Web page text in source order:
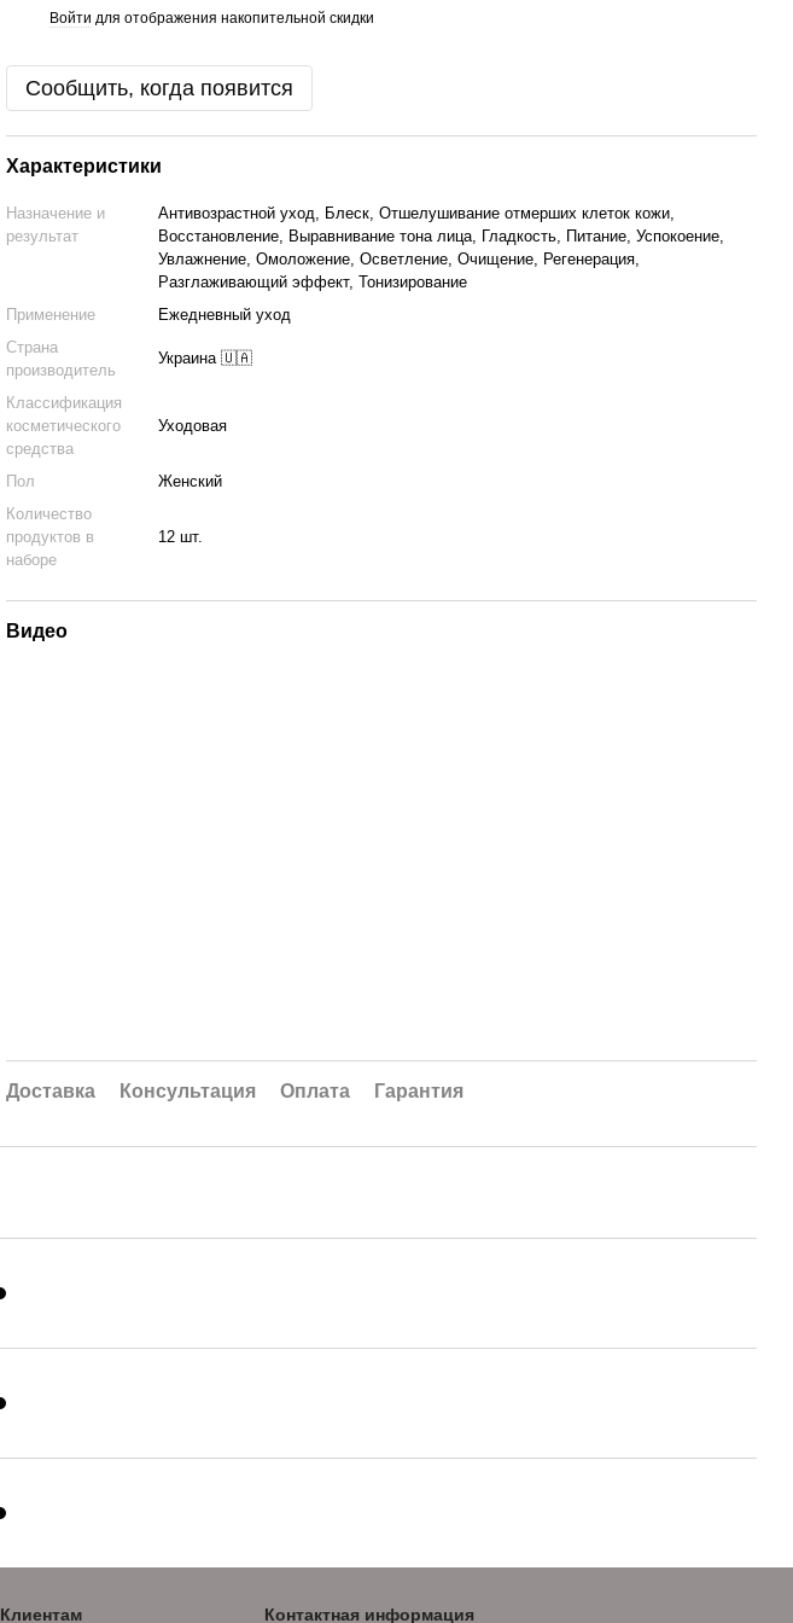
Войти для отображения накопительной скидки
Сообщить, когда появится
Характеристики
Назначение и
результат
Антивозрастной уход, Блеск, Отшелушивание отмерших клеток кожи,
Восстановление, Выравнивание тона лица, Гладкость, Питание, Успокоение,
Увлажнение, Омоложение, Осветление, Очищение, Регенерация,
Разглаживающий эффект, Тонизирование
Применение
Ежедневный уход
Страна
производитель
Украина 🇺🇦
Классификация
косметического
средства
Уходовая
Пол
Женский
Количество
продуктов в
наборе
12 шт.
Видео
Доставка Консультация Оплата Гарантия
Клиентам Контактная информация